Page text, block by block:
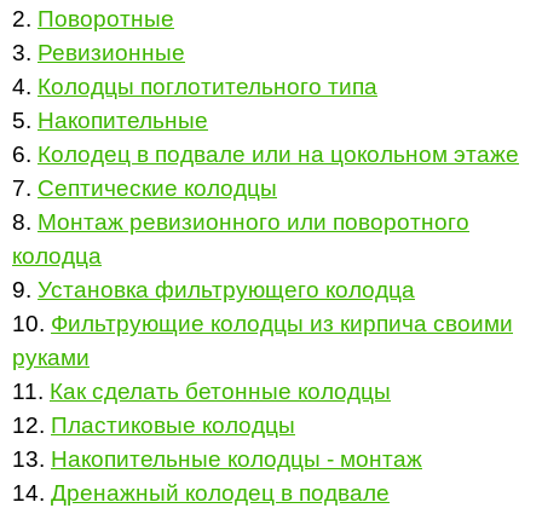
2. Поворотные
3. Ревизионные
4. Колодцы поглотительного типа
5. Накопительные
6. Колодец в подвале или на цокольном этаже
7. Септические колодцы
8. Монтаж ревизионного или поворотного
колодца
9. Установка фильтрующего колодца
10. Фильтрующие колодцы из кирпича своими
руками
11. Как сделать бетонные колодцы
12. Пластиковые колодцы
13. Накопительные колодцы - монтаж
14. Дренажный колодец в подвале